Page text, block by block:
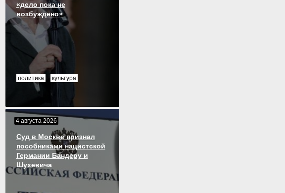
«дело пока не
возбуждено»
политика культура
4 августа 2026
Суд в Москве признал
пособниками нацистской
Германии Бандеру и
Шухевича